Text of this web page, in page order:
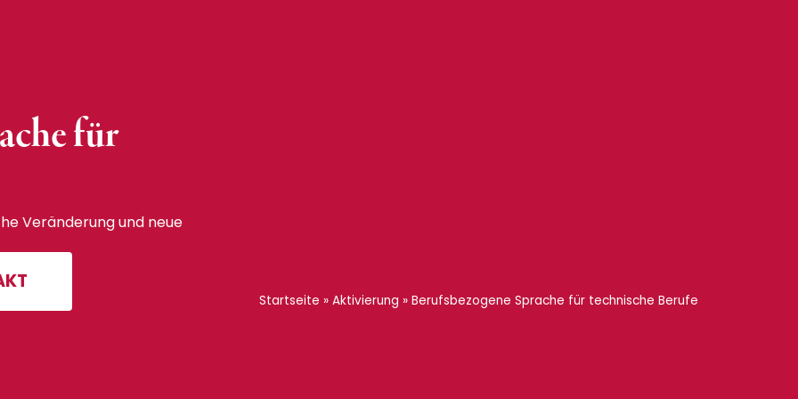
für
Veränderung und neue
Startseite » Aktivierung » Berufsbezogene Sprache für technische Berufe